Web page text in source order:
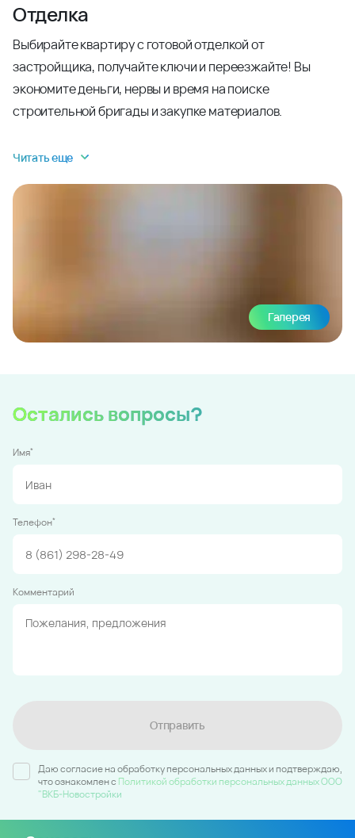
Отделка
Выбирайте квартиру с готовой отделкой от
застройщика, получайте ключи и переезжайте! Вы
экономите деньги, нервы и время на поиске
строительной бригады и закупке материалов.
Читать еще
Галерея
Остались вопросы?
Имя*
Телефон*
Комментарий
Отправить
Даю согласие на обработку персональных данных и подтверждаю,
что ознакомлен c Политикой обработки персональных данных ООО
"ВКБ-Новостройки